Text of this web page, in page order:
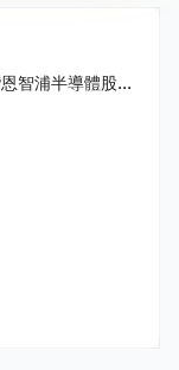
NXP Semiconductors Taiwan Ltd._台灣恩智浦半導體股份有限公司